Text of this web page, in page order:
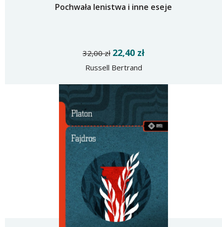
Pochwała lenistwa i inne eseje
32,00 zł 22,40 zł
Russell Bertrand